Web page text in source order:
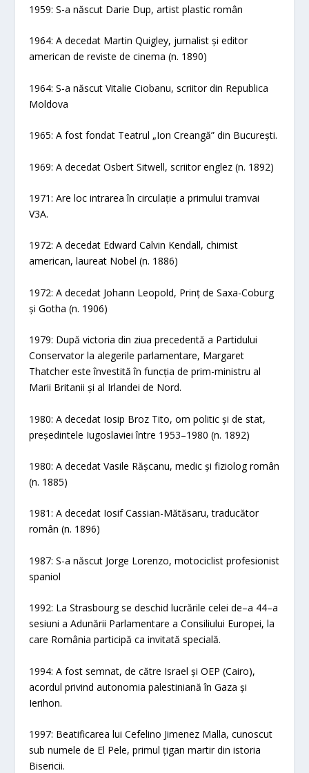
1959: S-a născut Darie Dup, artist plastic român
1964: A decedat Martin Quigley, jurnalist și editor
american de reviste de cinema (n. 1890)
1964: S-a născut Vitalie Ciobanu, scriitor din Republica
Moldova
1965: A fost fondat Teatrul „Ion Creangă” din București.
1969: A decedat Osbert Sitwell, scriitor englez (n. 1892)
1971: Are loc intrarea în circulație a primului tramvai
V3A.
1972: A decedat Edward Calvin Kendall, chimist
american, laureat Nobel (n. 1886)
1972: A decedat Johann Leopold, Prinț de Saxa-Coburg
și Gotha (n. 1906)
1979: După victoria din ziua precedentă a Partidului
Conservator la alegerile parlamentare, Margaret
Thatcher este învestită în funcția de prim-ministru al
Marii Britanii și al Irlandei de Nord.
1980: A decedat Iosip Broz Tito, om politic și de stat,
președintele Iugoslaviei între 1953–1980 (n. 1892)
1980: A decedat Vasile Rășcanu, medic și fiziolog român
(n. 1885)
1981: A decedat Iosif Cassian-Mătăsaru, traducător
român (n. 1896)
1987: S-a născut Jorge Lorenzo, motociclist profesionist
spaniol
1992: La Strasbourg se deschid lucrările celei de–a 44–a
sesiuni a Adunării Parlamentare a Consiliului Europei, la
care România participă ca invitată specială.
1994: A fost semnat, de către Israel și OEP (Cairo),
acordul privind autonomia palestiniană în Gaza și
Ierihon.
1997: Beatificarea lui Cefelino Jimenez Malla, cunoscut
sub numele de El Pele, primul țigan martir din istoria
Bisericii.